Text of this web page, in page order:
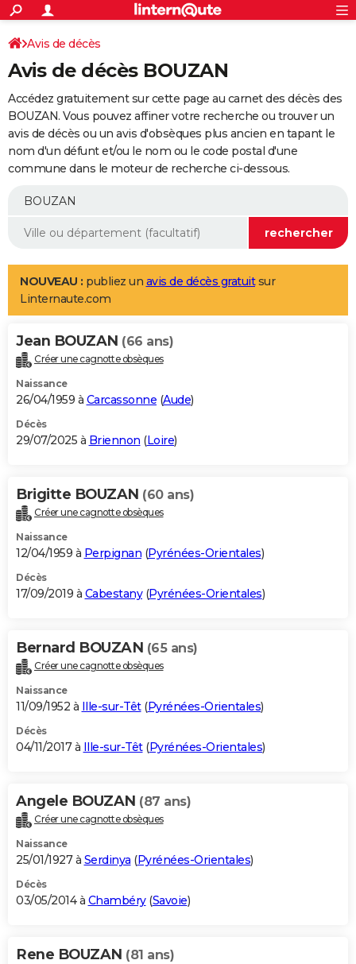
ACTUALITÉS
Politique
Société
Faits Divers
Education
Monde
Villes
+
SPORT
Coupe du monde 2026
Football
Tennis
Cyclisme
Rugby
Forum
Programme TV
TNT
Streaming
Cinéma
Sorties cinéma
Musique
+
FINANCE
Retraite
Epargne
Immobilier
Risques naturels par ville
Banque
Assurance
AUTO
Essais
Réserver un essai
Citadines
Berlines
SUV
Forum auto
+
Mobiles
Meilleur smartphone
Internet
Ordinateurs
Jeux vidéo
Guide high-tech
Aménagement intérieur
LIFESTYLE
Art de vivre
Bien-être
Loisirs
Mode
Modes de vie
Alimentation
Guide de la santé
Maladies
Médicaments
Sommeil
VOYAGE
Destinations
City break
Voyage nature
Voyage de noces
Forum
Climat
+PHOTO
GUIDES D'ACHAT
BONS PLANS
Carte de Noël
Carte Bonne année
Carte Saint-Valentin
Carte Pâques
Carte d'anniversaire
DICTIONNAIRE
Dictionnaire
Biographies
Citations
Expressions
Proverbes
PROGRAMME TV
S'inscrire
Se connecter
Lycées
Collèges
Primaires
Universités
Entreprises
Service militaire
Avis de recherche
AVIS DE DÉCÈS
Bricolage
Lifestyle
Culture
Sport
Auto
Television
Voyage
Cinema
Avis de décès
Avis de décès BOUZAN
Accédez gratuitement sur cette page au carnet des décès des
BOUZAN. Vous pouvez affiner votre recherche ou trouver un
avis de décès ou un avis d'obsèques plus ancien en tapant le
nom d'un défunt et/ou le nom ou le code postal d'une
commune dans le moteur de recherche ci-dessous.
NOUVEAU : publiez un avis de décès gratuitsur
Linternaute.com
Jean BOUZAN (66 ans)
Créer une cagnotte obsèques
Naissance
26/04/1959 à Carcassonne (Aude)
Décès
29/07/2025 à Briennon (Loire)
Brigitte BOUZAN (60 ans)
Créer une cagnotte obsèques
Naissance
12/04/1959 à Perpignan (Pyrénées-Orientales)
Décès
17/09/2019 à Cabestany(Pyrénées-Orientales)
Bernard BOUZAN (65 ans)
Créer une cagnotte obsèques
Naissance
11/09/1952 à Ille-sur-Têt(Pyrénées-Orientales)
Décès
04/11/2017 à Ille-sur-Têt(Pyrénées-Orientales)
Angele BOUZAN (87 ans)
Créer une cagnotte obsèques
Naissance
25/01/1927 à Serdinya (Pyrénées-Orientales)
Décès
03/05/2014 à Chambéry(Savoie)
Rene BOUZAN (81 ans)